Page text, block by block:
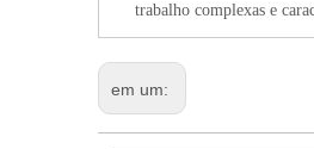
trabalho complexas e
em um: